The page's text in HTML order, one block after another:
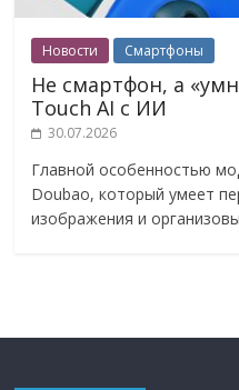
Новости Смартфоны
Не смартфон, а
Touch AI с ИИ
30.07.2026
Главной особенностью
Doubao, который умеет
изображения и